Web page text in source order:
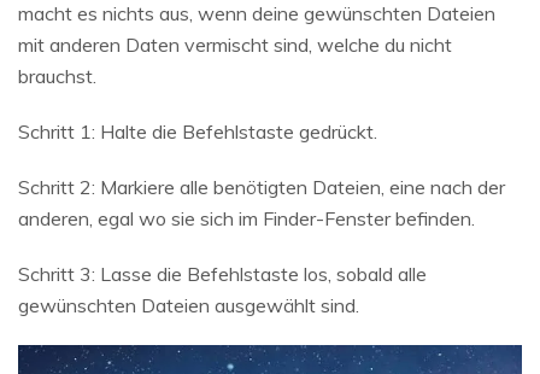
macht es nichts aus, wenn deine gewünschten Dateien
mit anderen Daten vermischt sind, welche du nicht
brauchst.
Schritt 1: Halte die Befehlstaste gedrückt.
Schritt 2: Markiere alle benötigten Dateien, eine nach der
anderen, egal wo sie sich im Finder-Fenster befinden.
Schritt 3: Lasse die Befehlstaste los, sobald alle
gewünschten Dateien ausgewählt sind.